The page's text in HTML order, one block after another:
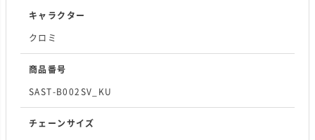
キャラクター
クロミ
商品番号
SAST-B002SV_KU
チェーンサイズ